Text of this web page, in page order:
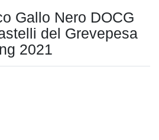
Gallo Nero DOCG
del Grevepesa
2021